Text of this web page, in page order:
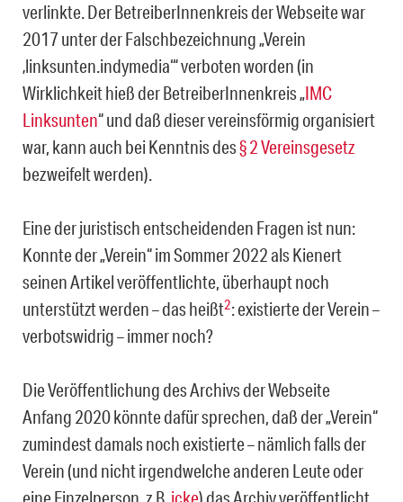
verlinkte. Der BetreiberInnenkreis der Web­seite war
2017 unter der Falschbezeichnung „Verein
‚linksunten.indymedia‘“ verboten wor­den (in
Wirklichkeit hieß der BetreiberInnenkreis „IMC
Linksunten“ und daß dieser vereins­förmig organisiert
war, kann auch bei Kenntnis des§ 2 Vereinsgesetz
bezweifelt werden).
Eine der juristisch entscheidenden Fragen ist nun:
Konnte der „Verein“ im Sommer 2022 als Kienert
seinen Artikel veröffentlichte, überhaupt noch
unterstützt werden – das heißt2: existierte der Verein –
verbotswidrig – immer noch?
Die Veröffentlichung des Archivs der Webseite
Anfang 2020 könnte dafür sprechen, daß der „Verein“
zumindest damals noch existierte – nämlich falls der
Verein (und nicht irgend­welche anderen Leute oder